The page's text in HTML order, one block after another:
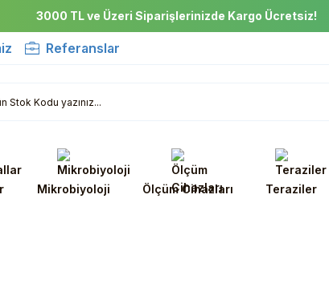
3000 TL ve Üzeri Siparişlerinizde Kargo Ücretsiz!
Referanslar
Mikrobiyoloji Ölçüm Cihazları Teraziler